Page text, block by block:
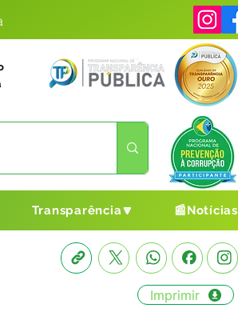
Transparência🔽 📰Notícias
Imprimir